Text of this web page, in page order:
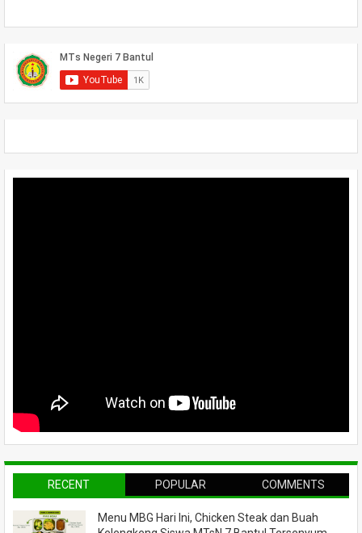
RECENT POPULAR COMMENTS
Menu MBG Hari Ini, Chicken Steak dan Buah